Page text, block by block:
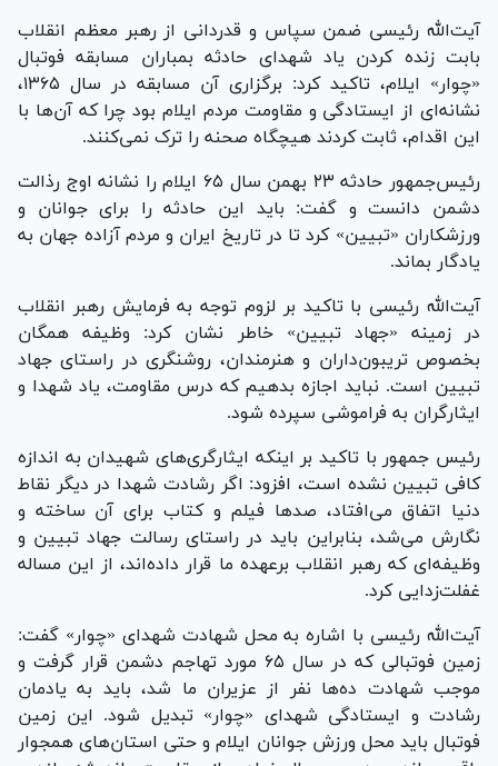
آیت‌الله رئیسی ضمن سپاس و قدردانی از رهبر معظم انقلاب
بابت زنده کردن یاد شهدای حادثه بمباران مسابقه فوتبال
«چوار» ایلام، تاکید کرد: برگزاری آن مسابقه در سال ۱۳۶۵،
نشانه‌ای از ایستادگی و مقاومت مردم ایلام بود چرا که آن‌ها با
این اقدام، ثابت کردند هیچگاه صحنه را ترک نمی‌کنند.
رئیس‌جمهور حادثه ۲۳ بهمن سال ۶۵ ایلام را نشانه اوج رذالت
دشمن دانست و گفت: باید این حادثه را برای جوانان و
ورزشکاران «تبیین» کرد تا در تاریخ ایران و مردم آزاده جهان به
یادگار بماند.
آیت‌الله رئیسی با تاکید بر لزوم توجه به فرمایش رهبر انقلاب
در زمینه «جهاد تبیین» خاطر نشان کرد: وظیفه همگان
بخصوص تریبون‌داران و هنرمندان، روشنگری در راستای جهاد
تبیین است. نباید اجازه بدهیم که درس مقاومت، یاد شهدا و
ایثارگران به فراموشی سپرده شود.
رئیس جمهور با تاکید بر اینکه ایثارگری‌های شهیدان به اندازه
کافی تبیین نشده است، افزود: اگر رشادت شهدا در دیگر نقاط
دنیا اتفاق می‌افتاد، صد‌ها فیلم و کتاب برای آن ساخته و
نگارش می‌شد، بنابراین باید در راستای رسالت جهاد تبیین و
وظیفه‌ای که رهبر انقلاب برعهده ما قرار داده‌اند، از این مساله
غفلت‌زدایی کرد.
آیت‌الله رئیسی با اشاره به محل شهادت شهدای «چوار» گفت:
زمین فوتبالی که در سال ۶۵ مورد تهاجم دشمن قرار گرفت و
موجب شهادت ده‌ها نفر از عزیران ما شد، باید به یادمان
رشادت و ایستادگی شهدای «چوار» تبدیل شود. این زمین
فوتبال باید محل ورزش جوانان ایلام و حتی استان‌های همجوار